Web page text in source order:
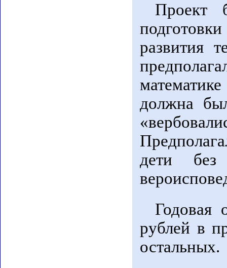
Проект
развития
должна
дети без
Годовая
рублей в
остальных.